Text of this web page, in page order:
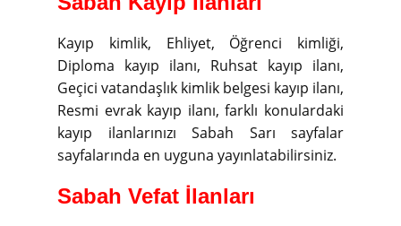
Kayıp kimlik, Ehliyet, Öğrenci kimliği,
Diploma kayıp ilanı, Ruhsat kayıp ilanı,
Geçici vatandaşlık kimlik belgesi kayıp ilanı,
Resmi evrak kayıp ilanı, farklı konulardaki
kayıp ilanlarınızı Sabah Sarı sayfalar
sayfalarında en uyguna yayınlatabilirsiniz.
Sabah Vefat İlanları